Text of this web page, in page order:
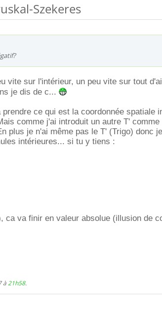
Szekeres
vite sur l'intérieur, un peu vite sur tout
je dis de c...
ce qui est la coordonnée spatiale
comme j'ai introduit un autre T' comme
plus je n'ai même pas le T' (Trigo) donc
intérieures... si tu y tiens :
ca va finir en valeur absolue (illusion de
à21h58.